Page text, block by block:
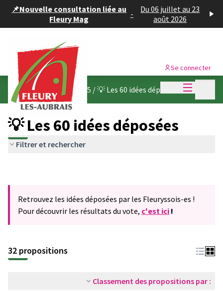
📌Nouvelle consultation liée au
Fleury Mag
-
Du 06 juillet au 23
août 2026
Menu
Se connecter
Budget participatif 2025 /💡 Les 60 idées déposées
💡 Les 60 idées déposées
Filtrer et rechercher
Retrouvez les idées déposées par les Fleuryssois-es !
Pour découvrir les résultats du vote, c'est ici !
32 propositions
Classement des propositions par :
Panneau de gestion des cookies